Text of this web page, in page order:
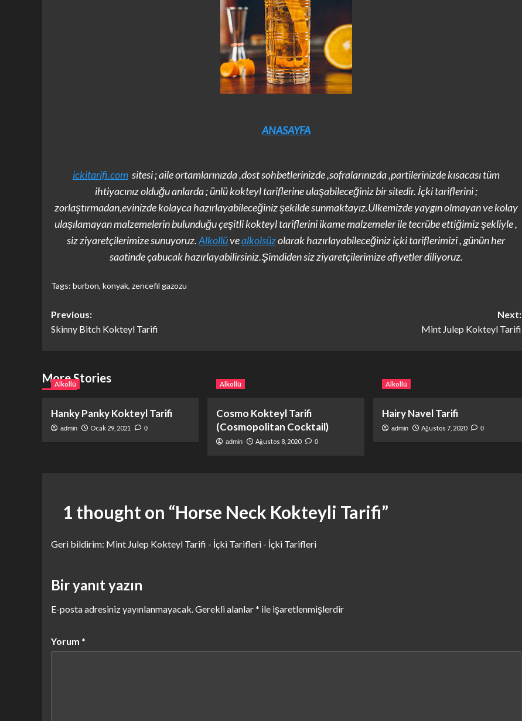
ANASAYFA
ickitarifi.comsitesi ; aile ortamlarınızda ,dost sohbetlerinizde ,sofralarınızda ,partilerinizde kısacası tüm
ihtiyacınız olduğu anlarda ; ünlü kokteyl tariflerine ulaşabileceğiniz bir sitedir. İçki tariflerini ;
zorlaştırmadan,evinizde kolayca hazırlayabileceğiniz şekilde sunmaktayız.Ülkemizde yaygın olmayan ve kolay
ulaşılamayan malzemelerin bulunduğu çeşitli kokteyl tariflerini ikame malzemeler ile tecrübe ettiğimiz şekliyle ,
siz ziyaretçilerimize sunuyoruz.Alkollüvealkolsüzolarak hazırlayabileceğiniz içki tariflerimizi , günün her
saatinde çabucak hazırlayabilirsiniz.Şimdiden siz ziyaretçilerimize afiyetler diliyoruz.
Tags: burbon, konyak, zencefil gazozu
Post
navigation
Previous:
Skinny Bitch Kokteyl Tarifi
Next:
Mint Julep Kokteyl Tarifi
More Stories
Alkollü
Hanky Panky Kokteyl Tarifi
admin Ocak 29, 2021 0
Alkollü
Cosmo Kokteyl Tarifi
(Cosmopolitan Cocktail)
admin Ağustos 8, 2020 0
Alkollü
Hairy Navel Tarifi
admin Ağustos 7, 2020 0
1 thought on “Horse Neck Kokteyli Tarifi”
Geri bildirim: Mint Julep Kokteyl Tarifi - İçki Tarifleri - İçki Tarifleri
Bir yanıt yazın
E-posta adresiniz yayınlanmayacak.Gerekli alanlar* ile işaretlenmişlerdir
Yorum *